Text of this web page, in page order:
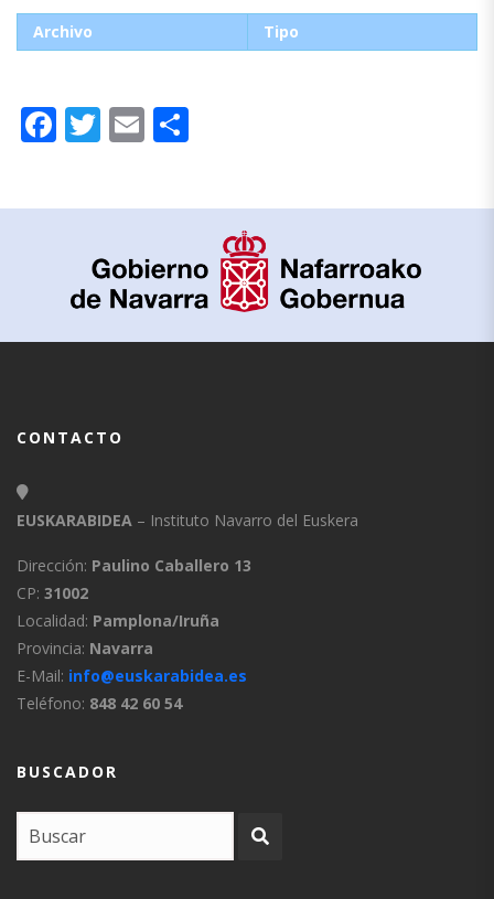
Archivo Tipo
Facebook
Twitter
Email
CONTACTO
EUSKARABIDEA – Instituto Navarro del Euskera
Dirección: Paulino Caballero 13
CP: 31002
Localidad: Pamplona/Iruña
Provincia: Navarra
E-Mail: info@euskarabidea.es
Teléfono: 848 42 60 54
BUSCADOR